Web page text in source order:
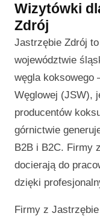
Wizytówki
Zdrój
Jastrzębie Zdrój
województwie
węgla koksowego
Węglowej (JSW),
producentów
górnictwie
B2B i B2C. Firmy
docierają do
dzięki
Firmy z